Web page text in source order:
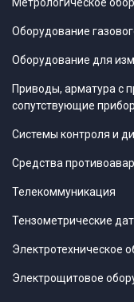
Оборудование
Оборудование для
Приводы, арматура с
сопутствующие
Системы контроля и
Средства
Телекоммуникация
Тензометрические
Электротехническое
Электрощитовое